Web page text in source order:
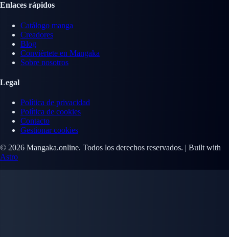
Enlaces rápidos
Catálogo manga
Creadores
Blog
Conviértete en Mangaka
Sobre nosotros
Legal
Política de privacidad
Política de cookies
Contacto
Gestionar cookies
© 2026 Mangaka.online. Todos los derechos reservados. | Built with
Astro